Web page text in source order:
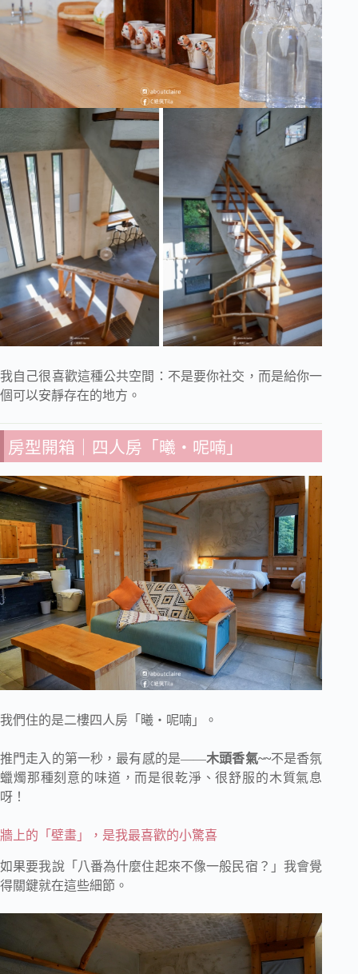
我自己很喜歡這種公共空間：不是要你社交，而是給你一
個可以安靜存在的地方。
房型開箱｜四人房「曦・呢喃」
我們住的是二樓四人房「曦・呢喃」。
推門走入的第一秒，最有感的是——木頭香氣~~不是香氛
蠟燭那種刻意的味道，而是很乾淨、很舒服的木質氣息
呀！
牆上的「壁畫」，是我最喜歡的小驚喜
如果要我說「八番為什麼住起來不像一般民宿？」我會覺
得關鍵就在這些細節。